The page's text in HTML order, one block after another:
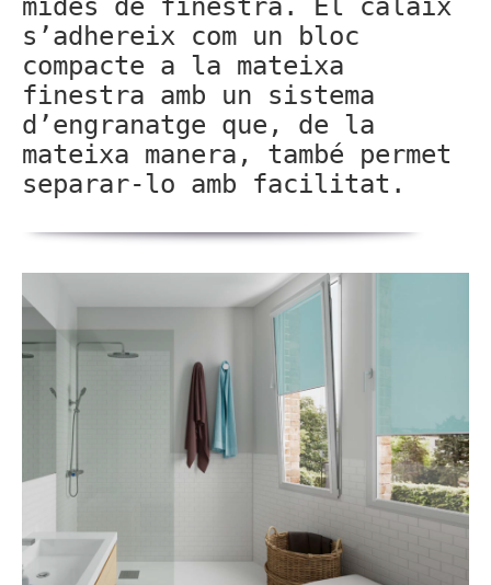
mides de finestra. El calaix
s’adhereix com un bloc
compacte a la mateixa
finestra amb un sistema
d’engranatge que, de la
mateixa manera, també permet
separar-lo amb facilitat.